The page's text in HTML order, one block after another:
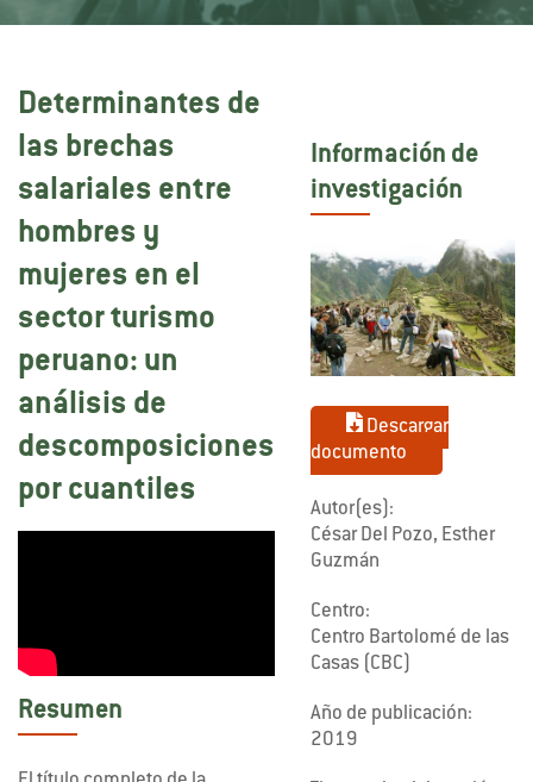
Determinantes de
las brechas
salariales entre
hombres y
mujeres en el
sector turismo
peruano: un
análisis de
descomposiciones
por cuantiles
Resumen
Información de
investigación
Descargar
documento
Autor(es):
César Del Pozo, Esther
Guzmán
Centro:
Centro Bartolomé de las
Casas (CBC)
Año de publicación:
2019